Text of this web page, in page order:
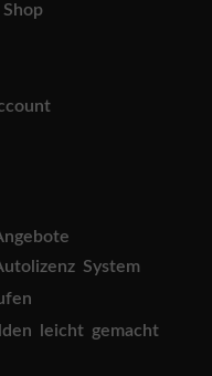
System
leicht gemacht